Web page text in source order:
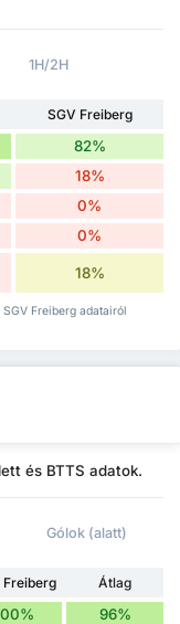
1H/2H
SGV Freiberg
82%
18%
0%
0%
18%
Freiberg adatairól
és BTTS adatok.
Gólok (alatt)
Freiberg
Átlag
96%